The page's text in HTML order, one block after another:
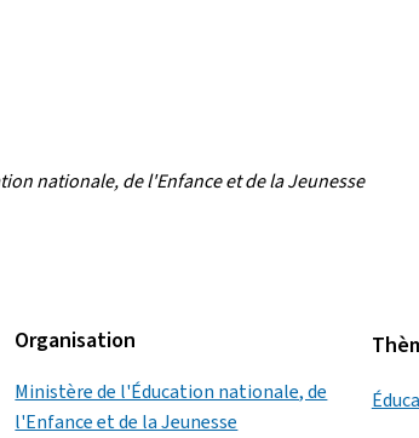
nationale, de l'Enfance et de la Jeunesse
Organisation
Ministère de l'Éducation nationale, de
l'Enfance et de la Jeunesse